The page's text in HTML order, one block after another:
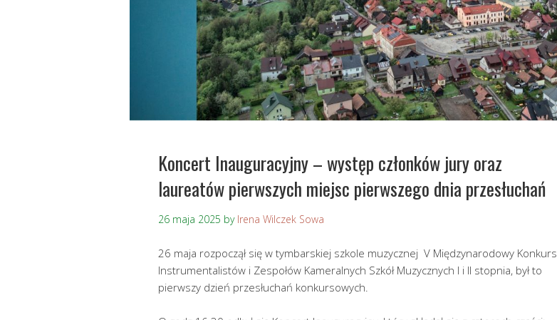
Koncert Inauguracyjny – występ członków jury oraz
laureatów pierwszych miejsc pierwszego dnia przesłuchań
26 maja 2025 by Irena Wilczek Sowa
26 maja rozpoczął się w tymbarskiej szkole muzycznej V Międzynarodowy Konkurs
Instrumentalistów i Zespołów Kameralnych Szkół Muzycznych I i II stopnia, był to
pierwszy dzień przesłuchań konkursowych.